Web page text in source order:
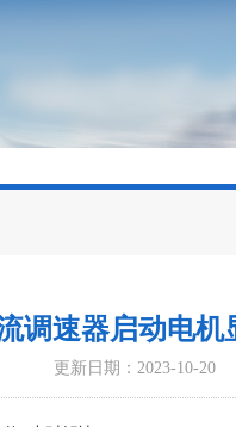
调速器启动电机
更新日期：2023-10-20